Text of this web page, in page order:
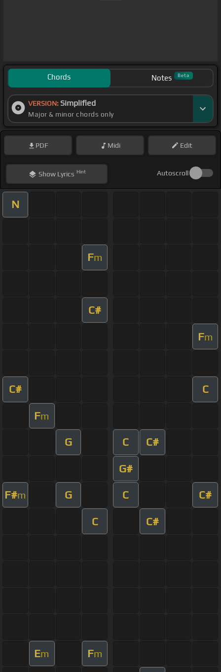
Chords Notes Beta
VERSION: Simplified
Major & minor chords only
PDF Midi Edit
ShowLyrics Hint Autoscroll
N
Fm
C#
Fm
C# C
Fm
G C C#
G#
F#m G C C#
C C#
Em Fm